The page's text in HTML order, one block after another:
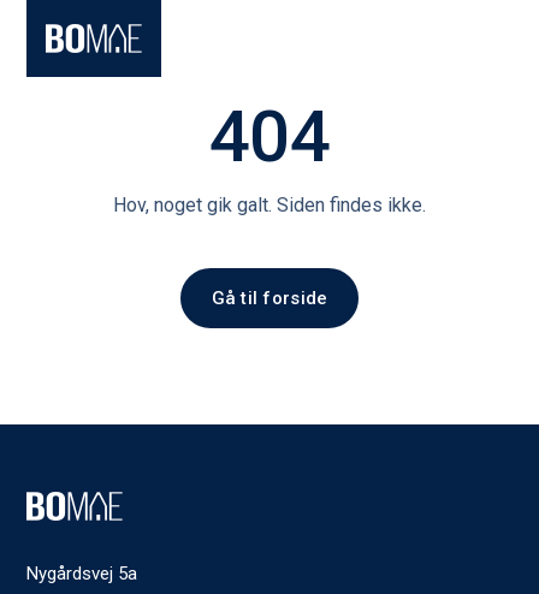
404
Hov, noget gik galt. Siden findes ikke.
Gå til forside
Nygårdsvej 5a